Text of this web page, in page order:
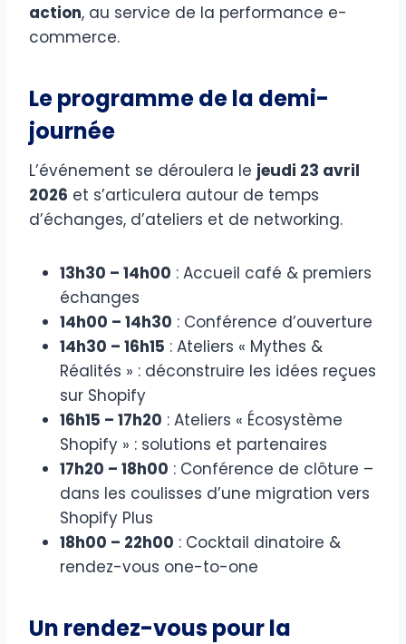
action, au service de la performance e-
commerce.
Le programme de la demi-
journée
L’événement se déroulera le jeudi 23 avril
2026 et s’articulera autour de temps
d’échanges, d’ateliers et de networking.
13h30 – 14h00 : Accueil café & premiers
échanges
14h00 – 14h30 : Conférence d’ouverture
14h30 – 16h15 : Ateliers « Mythes &
Réalités » : déconstruire les idées reçues
sur Shopify
16h15 – 17h20 : Ateliers « Écosystème
Shopify » : solutions et partenaires
17h20 – 18h00 : Conférence de clôture –
dans les coulisses d’une migration vers
Shopify Plus
18h00 – 22h00 : Cocktail dinatoire &
rendez-vous one-to-one
Un rendez-vous pour la